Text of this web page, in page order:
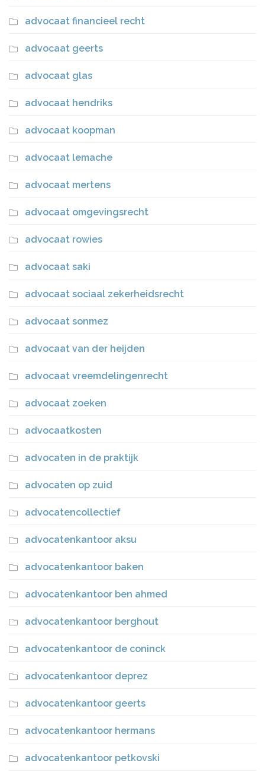
advocaat financieel recht
advocaat geerts
advocaat glas
advocaat hendriks
advocaat koopman
advocaat lemache
advocaat mertens
advocaat omgevingsrecht
advocaat rowies
advocaat saki
advocaat sociaal zekerheidsrecht
advocaat sonmez
advocaat van der heijden
advocaat vreemdelingenrecht
advocaat zoeken
advocaatkosten
advocaten in de praktijk
advocaten op zuid
advocatencollectief
advocatenkantoor aksu
advocatenkantoor baken
advocatenkantoor ben ahmed
advocatenkantoor berghout
advocatenkantoor de coninck
advocatenkantoor deprez
advocatenkantoor geerts
advocatenkantoor hermans
advocatenkantoor petkovski